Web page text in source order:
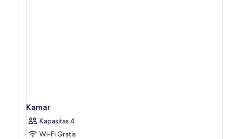
Kamar
Kapasitas 4
Wi-Fi Gratis